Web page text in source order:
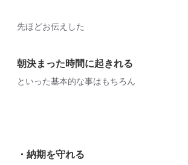
先ほどお伝えした
朝決まった時間に起きれる
といった基本的な事はもちろん
・納期を守れる